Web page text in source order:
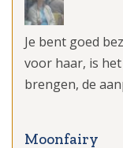
Je bent goed
voor haar, is
brengen, de
Moonfairy